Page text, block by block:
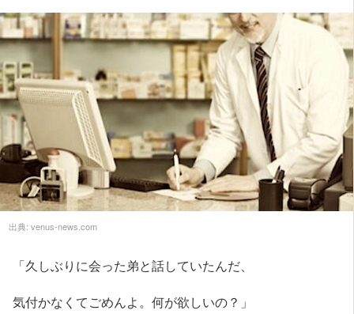
出典: venus-news.com
「久しぶりに会った弟と話していたんだ、
気付かなくてごめんよ。何が欲しいの？」